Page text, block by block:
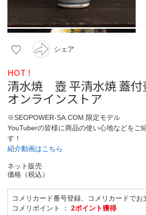
シェア
HOT !
清水焼 壺 平清水焼 蓋付
オンラインストア
※SEOPOWER-SA.COM 限定モデル
YouTuberの皆様に商品の使い心地などをご
す！
紹介動画はこちら
ネット販売
価格（税込）
コメリカード番号登録、コメリカードでお
コメリポイント ： 2ポイント獲得